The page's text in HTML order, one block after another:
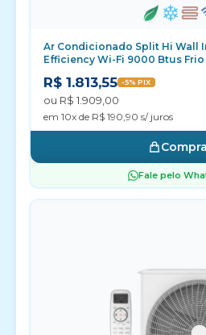
Ar Condicionado Split Hi Wall
Efficiency Wi-Fi 9000 Btus Frio
R$ 1.813,55 -5% PIX
ou R$ 1.909,00
em 10x de R$ 190,90 s/ juros
Fale pelo